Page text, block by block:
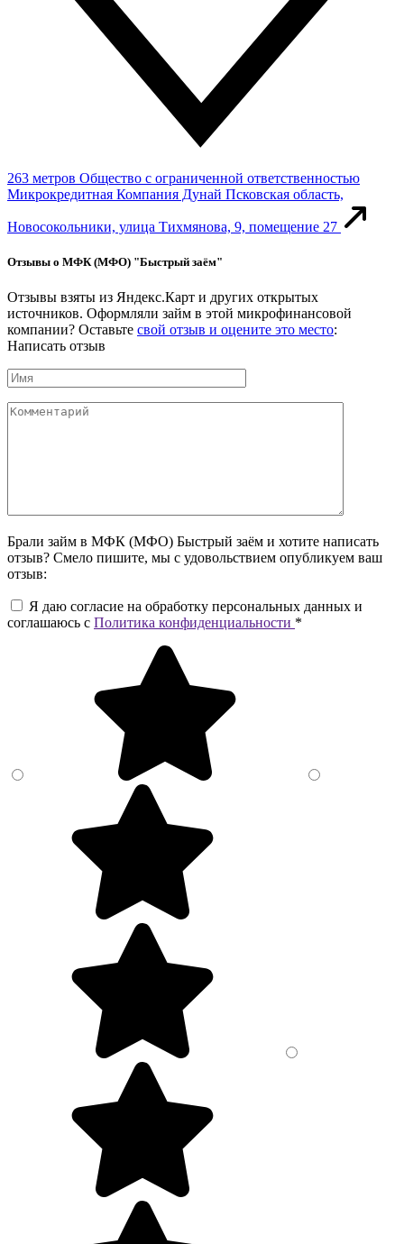
263 метров Общество с ограниченной ответственностью
Микрокредитная Компания Дунай Псковская область,
Новосокольники, улица Тихмянова, 9, помещение 27
Отзывы о МФК (МФО) "Быстрый заём"
Отзывы взяты из Яндекс.Карт и других открытых
источников. Оформляли займ в этой микрофинансовой
компании? Оставьте свой отзыв и оцените это место:
Написать отзыв
Брали займ в МФК (МФО) Быстрый заём и хотите написать
отзыв? Смело пишите, мы с удовольствием опубликуем ваш
отзыв:
Я даю согласие на обработку персональных данных и
соглашаюсь c Политика конфиденциальности *